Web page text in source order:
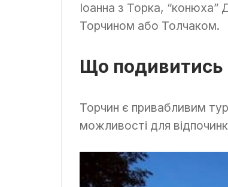
Іоанна з Торка, “конюха”
Торчином або Толчаком.
Що подивитись
Торчин є привабливим
можливості для